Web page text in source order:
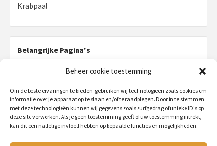
Beheer cookie toestemming
Om de beste ervaringen te bieden, gebruiken wij technologieën zoals cookies om
informatie over je apparaat op te slaan en/of te raadplegen. Door in te stemmen
met deze technologieën kunnen wij gegevens zoals surfgedrag of unieke ID's op
deze site verwerken. Als je geen toestemming geeft of uw toestemming intrekt,
kan dit een nadelige invloed hebben op bepaalde functies en mogelijkheden.
Krabpaal
Belangrijke Pagina's
Het Team
Cookiebeleid (EU)